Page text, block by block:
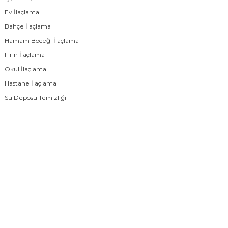
Ev İlaçlama
Bahçe İlaçlama
Hamam Böceği İlaçlama
Fırın İlaçlama
Okul İlaçlama
Hastane İlaçlama
Su Deposu Temizliği